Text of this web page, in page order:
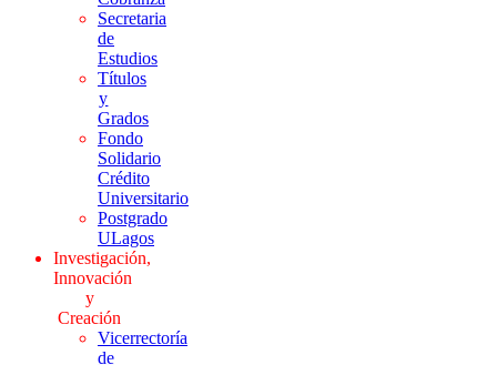
Secretaria
de
Estudios
Títulos
y
Grados
Fondo
Solidario
Crédito
Universitario
Postgrado
ULagos
Investigación,
Innovación
y
Creación
Vicerrectoría
de